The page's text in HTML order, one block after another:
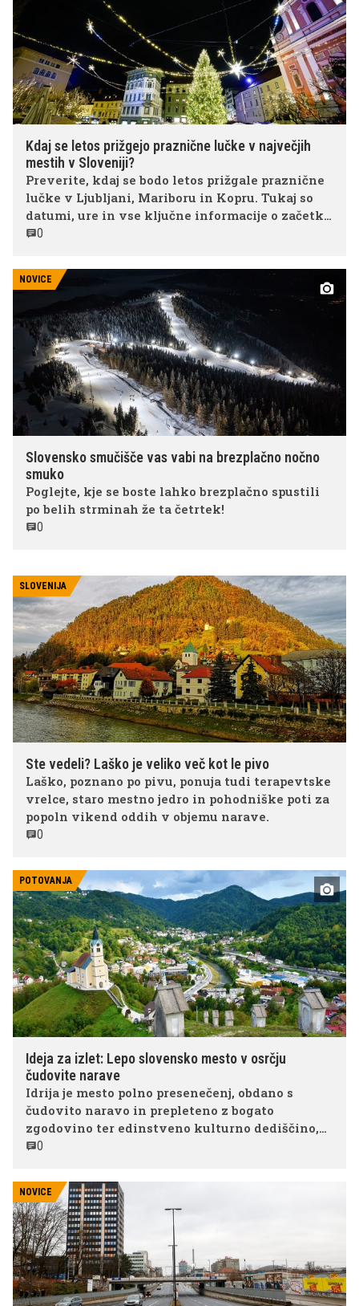
Kdaj se letos prižgejo praznične lučke v največjih
mestih v Sloveniji?
Preverite, kdaj se bodo letos prižgale praznične
lučke v Ljubljani, Mariboru in Kopru. Tukaj so
datumi, ure in vse ključne informacije o začetku
decembrskega dogajanja v največjih slovenskih
0
NOVICE
Slovensko smučišče vas vabi na brezplačno nočno
smuko
Poglejte, kje se boste lahko brezplačno spustili
po belih strminah že ta četrtek!
0
SLOVENIJA
Ste vedeli? Laško je veliko več kot le pivo
Laško, poznano po pivu, ponuja tudi terapevtske
vrelce, staro mestno jedro in pohodniške poti za
popoln vikend oddih v objemu narave.
0
POTOVANJA
Ideja za izlet: Lepo slovensko mesto v osrčju
čudovite narave
Idrija je mesto polno presenečenj, obdano s
čudovito naravo in prepleteno z bogato
zgodovino ter edinstveno kulturno dediščino,
ki jo potrjujejo tri oznake UNESCO.
0
NOVICE